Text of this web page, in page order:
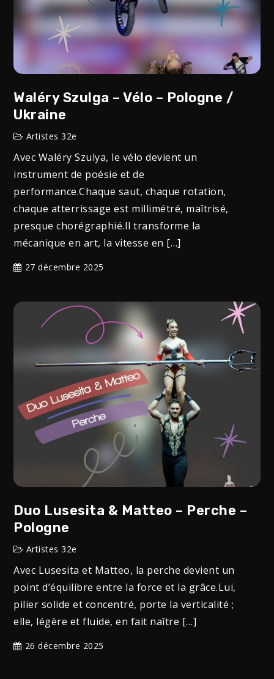
Waléry Szulga – Vélo – Pologne /
Ukraine
Artistes 32e
Avec Waléry Szulya, le vélo devient un
instrument de poésie et de
performance.Chaque saut, chaque rotation,
chaque atterrissage est millimétré, maîtrisé,
presque chorégraphié.Il transforme la
mécanique en art, la vitesse en […]
27 décembre 2025
Duo Lusesita & Matteo – Perche –
Pologne
Artistes 32e
Avec Lusesita et Matteo, la perche devient un
point d’équilibre entre la force et la grâce.Lui,
pilier solide et concentré, porte la verticalité ;
elle, légère et fluide, en fait naître […]
26 décembre 2025